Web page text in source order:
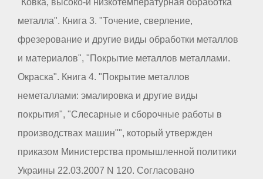
металла". Книга 3. "Точение, сверление,
фрезерование и другие виды обработки металлов
и материалов", "Покрытие металлов металлами.
Окраска". Книга 4. "Покрытие металлов
неметаллами: эмалировка и другие виды
покрытия", "Слесарные и сборочные работы в
производствах машин"", который утвержден
приказом Министерства промышленной политики
Украины 22.03.2007 N 120. Согласовано